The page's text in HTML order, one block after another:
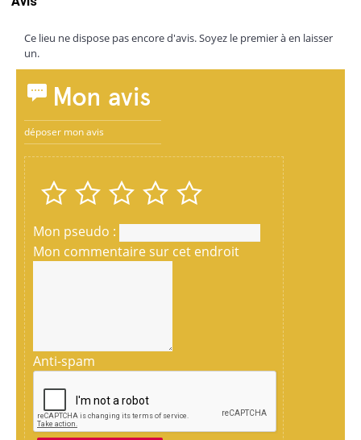
Ce lieu ne dispose pas encore d'avis. Soyez le premier à en laisser
un.
Mon avis
déposer mon avis
Mon pseudo :
Mon commentaire sur cet endroit
Anti-spam